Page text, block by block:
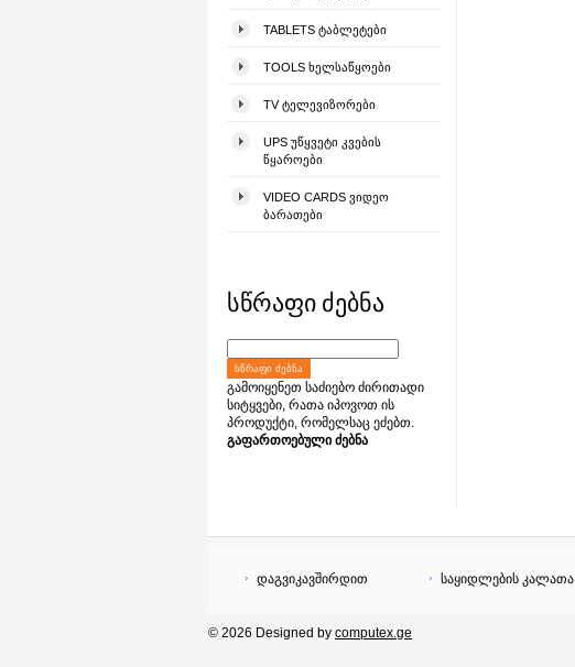
TABLETS ᲢᲐᲑᲚᲔᲢᲔᲑᲘ
TOOLS ᲮᲔᲚᲡᲐᲬᲧᲝᲔᲑᲘ
TV ᲢᲔᲚᲔᲕᲘᲖᲝᲠᲔᲑᲘ
UPS ᲣᲬᲧᲕᲔᲢᲘ ᲙᲕᲔᲑᲘᲡ
ᲬᲧᲐᲠᲝᲔᲑᲘ
VIDEO CARDS ᲕᲘᲓᲔᲝ
ᲑᲐᲠᲐᲗᲔᲑᲘ
სწრაფი ძებნა
ᲡᲬᲠᲐᲤᲘ ᲫᲔᲑᲜᲐ
გამოიყენეთ საძიებო ძირითადი
სიტყვები, რათა იპოვოთ ის
პროდუქტი, რომელსაც ეძებთ.
გაფართოებული ძებნა
დაგვიკავშირდით საყიდლების კალათა
© 2026 Designed by computex.ge